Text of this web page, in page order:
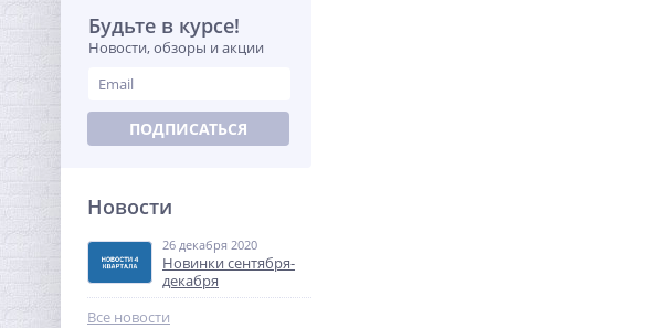
Система контроля
протечек Neptun Bugatti
Smart Tuya 1/2"
37 018,88
Будьте в курсе!
Новости, обзоры и акции
ПОДПИСАТЬСЯ
Новости
26 декабря 2020
Новинки сентября-
декабря
Все новости